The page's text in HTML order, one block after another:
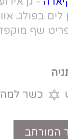
ומיוחדת
טלפון